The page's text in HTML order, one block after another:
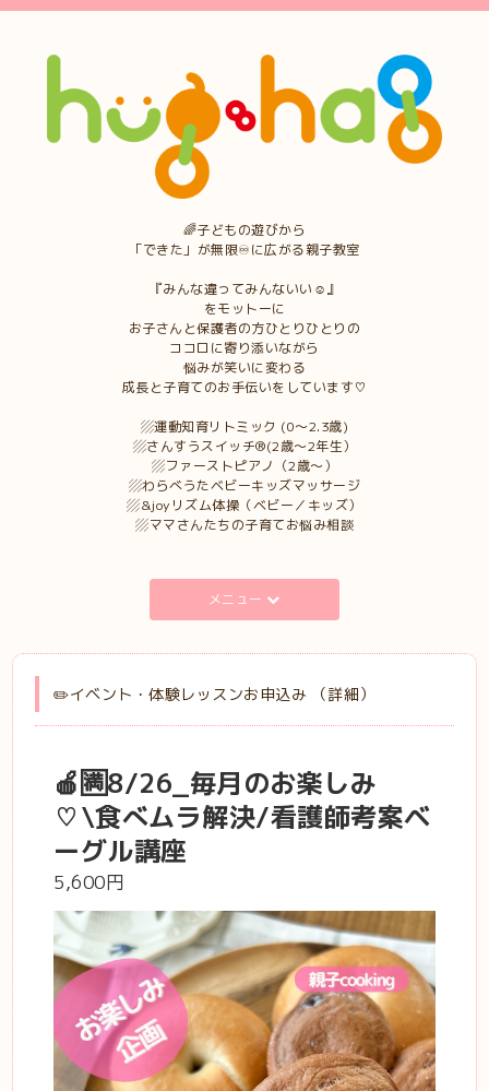
🌈子どもの遊びから
「できた」が無限♾に広がる親子教室
『みんな違ってみんないい☺︎』
をモットーに
お子さんと保護者の方ひとりひとりの
ココロに寄り添いながら
悩みが笑いに変わる
成長と子育てのお手伝いをしています♡
▨運動知育リトミック (0〜2.3歳)
▨さんすうスイッチ®︎(2歳〜2年生）
▨ファーストピアノ（2歳〜）
▨わらべうたベビーキッズマッサージ
▨&joyリズム体操（ベビー／キッズ）
▨ママさんたちの子育てお悩み相談
メニュー
✏️イベント・体験レッスンお申込み （詳細）
🍎🈵8/26_毎月のお楽しみ
♡\食べムラ解決/看護師考案ベ
ーグル講座
5,600円